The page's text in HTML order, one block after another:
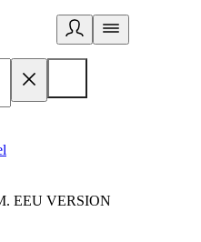
EEU VERSION